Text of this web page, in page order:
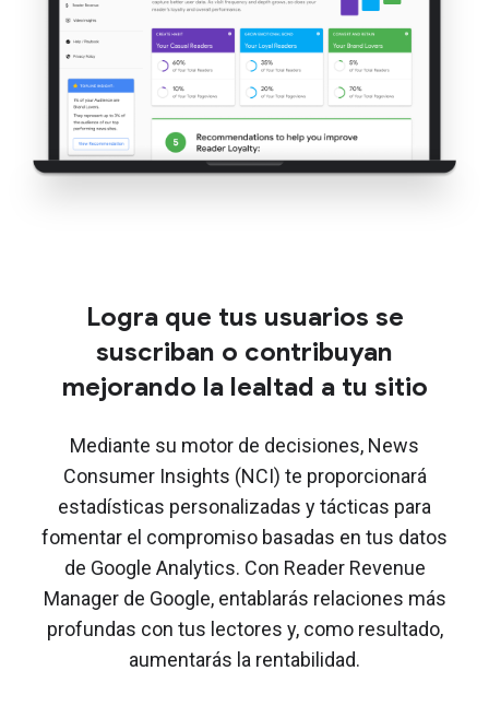
Logra que tus usuarios se
suscriban o contribuyan
mejorando la lealtad a tu sitio
Mediante su motor de decisiones, News
Consumer Insights (NCI) te proporcionará
estadísticas personalizadas y tácticas para
fomentar el compromiso basadas en tus datos
de Google Analytics. Con Reader Revenue
Manager de Google, entablarás relaciones más
profundas con tus lectores y, como resultado,
aumentarás la rentabilidad.